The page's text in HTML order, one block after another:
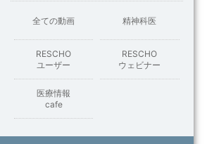
全ての動画 精神科医
RESCHO
ユーザー
RESCHO
ウェビナー
医療情報
cafe